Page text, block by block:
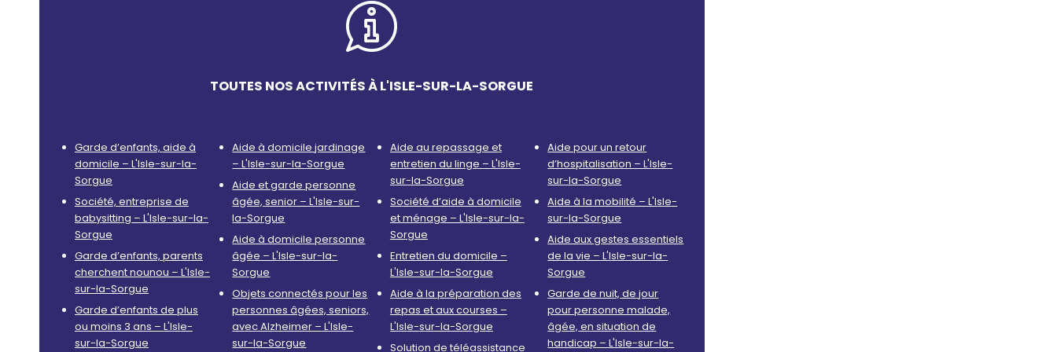
TOUTES NOS ACTIVITÉS À L'ISLE-SUR-LA-SORGUE
Garde d’enfants, aide à
domicile – L'Isle-sur-la-
Sorgue
Société, entreprise de
babysitting – L'Isle-sur-la-
Sorgue
Garde d’enfants, parents
cherchent nounou – L'Isle-
sur-la-Sorgue
Garde d’enfants de plus
ou moins 3 ans – L'Isle-
sur-la-Sorgue
Aide à domicile jardinage
– L'Isle-sur-la-Sorgue
Aide et garde personne
âgée, senior – L'Isle-sur-
la-Sorgue
Aide à domicile personne
âgée – L'Isle-sur-la-
Sorgue
Objets connectés pour les
personnes âgées, seniors,
avec Alzheimer – L'Isle-
sur-la-Sorgue
Aide au repassage et
entretien du linge – L'Isle-
sur-la-Sorgue
Société d’aide à domicile
et ménage – L'Isle-sur-la-
Sorgue
Entretien du domicile –
L'Isle-sur-la-Sorgue
Aide à la préparation des
repas et aux courses –
L'Isle-sur-la-Sorgue
Solution de téléassistance
Aide pour un retour
d’hospitalisation – L'Isle-
sur-la-Sorgue
Aide à la mobilité – L'Isle-
sur-la-Sorgue
Aide aux gestes essentiels
de la vie – L'Isle-sur-la-
Sorgue
Garde de nuit, de jour
pour personne malade,
âgée, en situation de
handicap – L'Isle-sur-la-